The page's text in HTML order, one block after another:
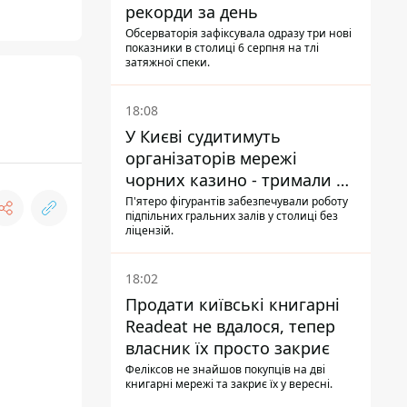
рекорди за день
Обсерваторія зафіксувала одразу три нові
показники в столиці 6 серпня на тлі
затяжної спеки.
18:08
У Києві судитимуть
організаторів мережі
чорних казино - тримали 39
закладів
П'ятеро фігурантів забезпечували роботу
підпільних гральних залів у столиці без
ліцензій.
18:02
Продати київські книгарні
Readeat не вдалося, тепер
власник їх просто закриє
Феліксов не знайшов покупців на дві
книгарні мережі та закриє їх у вересні.